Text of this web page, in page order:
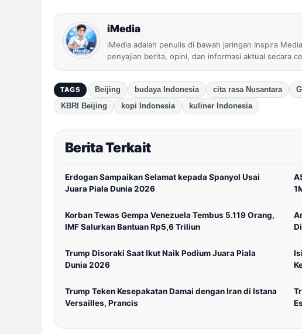
iMedia
iMedia adalah penulis di bawah jaringan Inspira
penyajian berita, opini, dan informasi aktual secara
TAGS Beijing budaya Indonesia cita rasa Nusantara
KBRI Beijing
kopi Indonesia kuliner Indonesia
Berita Terkait
Erdogan Sampaikan Selamat kepada Spanyol Usai
Juara Piala Dunia 2026
Korban Tewas Gempa Venezuela Tembus 5.119 Orang,
IMF Salurkan Bantuan Rp5,6 Triliun
Trump Disoraki Saat Ikut Naik Podium Juara Piala
Dunia 2026
Trump Teken Kesepakatan Damai dengan Iran di Istana
Versailles, Prancis